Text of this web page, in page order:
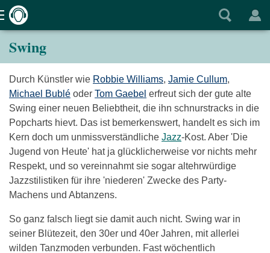
Swing
Durch Künstler wie Robbie Williams, Jamie Cullum,
Michael Bublé oder Tom Gaebel erfreut sich der gute alte
Swing einer neuen Beliebtheit, die ihn schnurstracks in die
Popcharts hievt. Das ist bemerkenswert, handelt es sich im
Kern doch um unmissverständliche Jazz-Kost. Aber 'Die
Jugend von Heute' hat ja glücklicherweise vor nichts mehr
Respekt, und so vereinnahmt sie sogar altehrwürdige
Jazzstilistiken für ihre 'niederen' Zwecke des Party-
Machens und Abtanzens.
So ganz falsch liegt sie damit auch nicht. Swing war in
seiner Blütezeit, den 30er und 40er Jahren, mit allerlei
wilden Tanzmoden verbunden. Fast wöchentlich